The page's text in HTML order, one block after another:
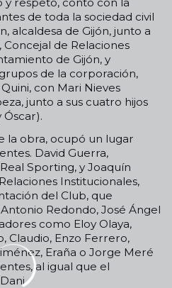
de toda la sociedad civil
alcaldesa de Gijón, junto a
de Relaciones
de Gijón, y
de la corporación,
con Mari Nieves
junto a sus cuatro hijos
Óscar).
la obra, ocupó un lugar
David Guerra,
Sporting, y Joaquín
Institucionales,
del Club, que
Redondo, José Ángel
como Eloy Olaya,
Claudio, Enzo Ferrero,
Eraña o Jorge Meré
al igual que el